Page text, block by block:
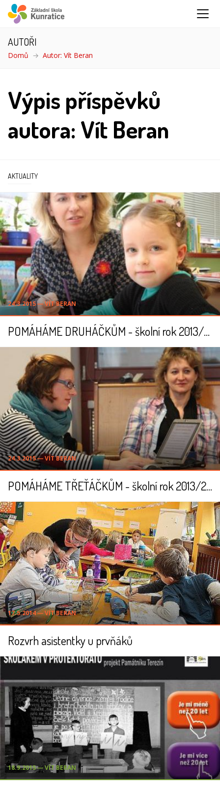
AUTOŘI
Domů Autor: Vít Beran
Výpis příspěvků
autora: Vít Beran
AKTUALITY
24.3.2015 ― VÍT BERAN
POMÁHÁME DRUHÁČKŮM - školní rok 2013/2014
24.3.2015 ― VÍT BERAN
POMÁHÁME TŘEŤÁČKŮM - školní rok 2013/2014
17.5.2014 ― VÍT BERAN
Rozvrh asistentky u prvňáků
18.9.2015 ― VÍT BERAN